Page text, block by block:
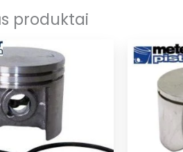
produktai